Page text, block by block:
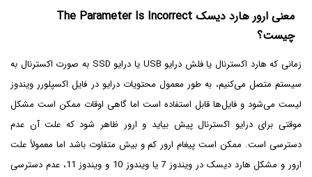
معنی ارور هارد دیسک The Parameter Is Incorrect
چیست؟
زمانی که هارد اکسترنال یا فلش درایو USB یا درایو SSD به صورت اکسترنال به
سیستم متصل می‌کنیم، به طور معمول محتویات درایو در فایل اکسپلورر ویندوز
لیست می‌شود و فایل‌ها قابل استفاده است اما گاهی اوقات ممکن است مشکل
موقتی برای درایو اکسترنال پیش بیاید و ارور ظاهر شود که علت آن عدم
دسترسی است. ممکن است پیغام ارور کم و بیش متفاوت باشد اما معمولاً علت
ارور و مشکل هارد دیسک در ویندوز 7 یا ویندوز 10 و ویندوز 11، عدم دسترسی